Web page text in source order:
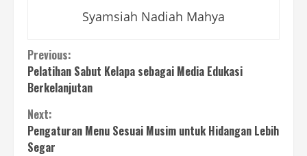
Syamsiah Nadiah Mahya
Continue
Reading
Previous:
Pelatihan Sabut Kelapa sebagai Media Edukasi
Berkelanjutan
Next:
Pengaturan Menu Sesuai Musim untuk Hidangan Lebih
Segar